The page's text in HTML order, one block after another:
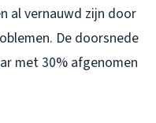
al vernauwd zijn door
De doorsnede
met 30% afgenomen